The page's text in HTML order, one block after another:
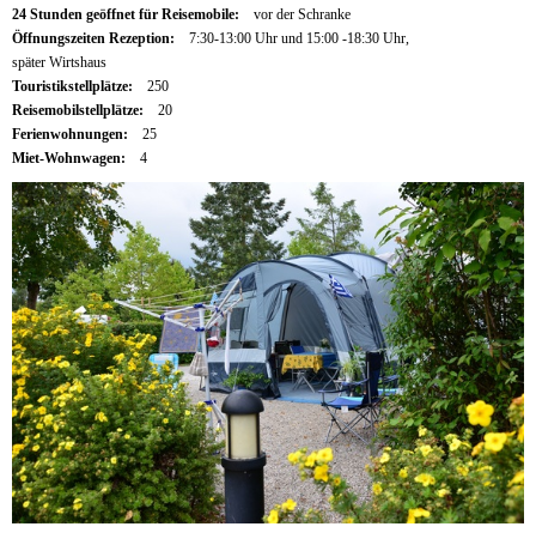
24 Stunden geöffnet für Reisemobile:
vor der Schranke
Öffnungszeiten Rezeption:
7:30-13:00 Uhr und 15:00 -18:30 Uhr,
später Wirtshaus
Touristikstellplätze:
250
Reisemobilstellplätze:
20
Ferienwohnungen:
25
Miet-Wohnwagen:
4